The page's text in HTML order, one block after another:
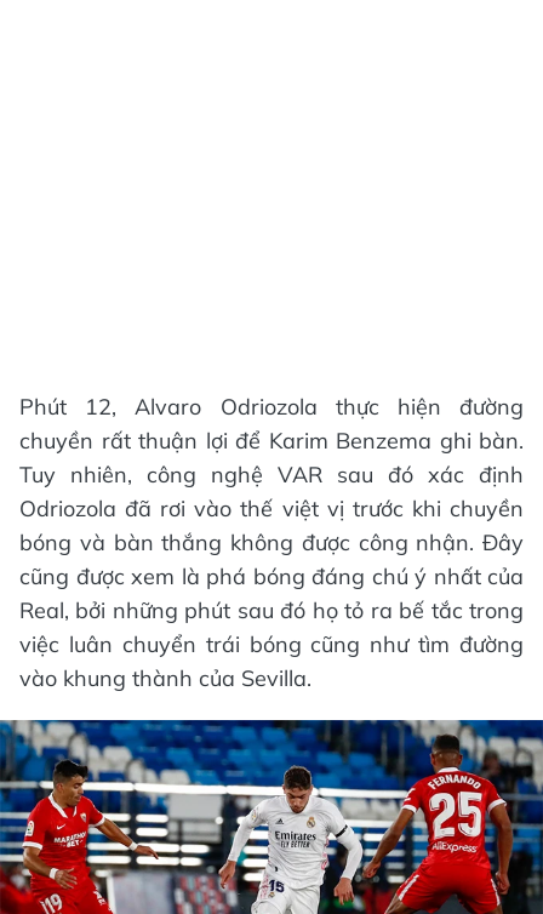
Phút 12, Alvaro Odriozola thực hiện đường
chuyền rất thuận lợi để Karim Benzema ghi bàn.
Tuy nhiên, công nghệ VAR sau đó xác định
Odriozola đã rơi vào thế việt vị trước khi chuyền
bóng và bàn thắng không được công nhận. Đây
cũng được xem là phá bóng đáng chú ý nhất của
Real, bởi những phút sau đó họ tỏ ra bế tắc trong
việc luân chuyển trái bóng cũng như tìm đường
vào khung thành của Sevilla.